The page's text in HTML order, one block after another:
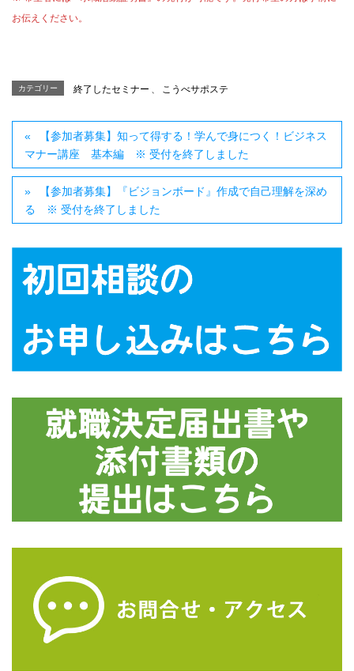
お伝えください。
カテゴリー 終了したセミナー 、 こうべサポステ
【参加者募集】知って得する！学んで身につく！ビジネス
マナー講座 基本編 ※ 受付を終了しました
【参加者募集】『ビジョンボード』作成で自己理解を深め
る ※ 受付を終了しました